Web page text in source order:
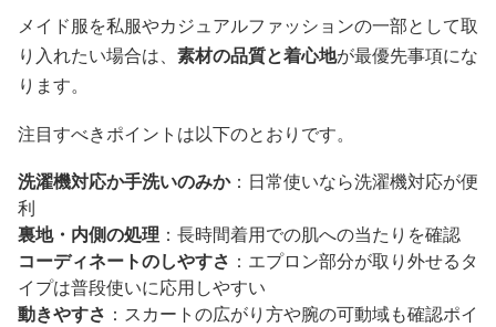
メイド服を私服やカジュアルファッションの一部として取
り入れたい場合は、 素材の品質と着心地が最優先事項にな
ります。
注目すべきポイントは以下のとおりです。
洗濯機対応か手洗いのみか：日常使いなら洗濯機対応が便
利
裏地・内側の処理 ：長時間着用での肌への当たりを確認
コーディネートのしやすさ ：エプロン部分が取り外せるタ
イプは普段使いに応用しやすい
動きやすさ ：スカートの広がり方や腕の可動域も確認ポイ